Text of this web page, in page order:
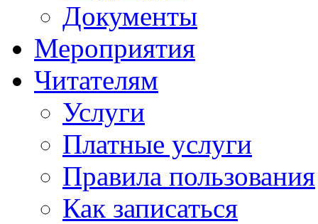
Документы
Мероприятия
Читателям
Услуги
Платные услуги
Правила пользования
Как записаться